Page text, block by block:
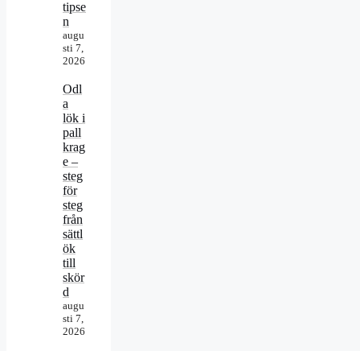
tipse
n
augu
sti 7,
2026
Odl
a
lök i
pall
krag
e –
steg
för
steg
från
sättl
ök
till
skör
d
augu
sti 7,
2026